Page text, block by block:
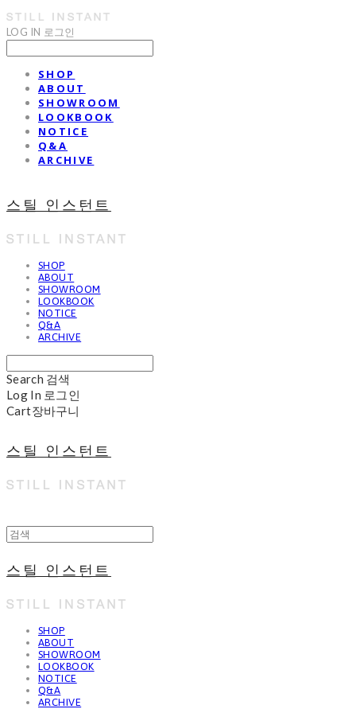
LOG IN 로그인
SHOP
ABOUT
SHOWROOM
LOOKBOOK
NOTICE
Q&A
ARCHIVE
스틸 인스턴트
SHOP
ABOUT
SHOWROOM
LOOKBOOK
NOTICE
Q&A
ARCHIVE
Search 검색
Log In 로그인
Cart장바구니
스틸 인스턴트
스틸 인스턴트
SHOP
ABOUT
SHOWROOM
LOOKBOOK
NOTICE
Q&A
ARCHIVE